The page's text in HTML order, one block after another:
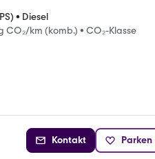
• Diesel
CO₂/km (komb.) • CO₂-Klasse
Kontakt Parken